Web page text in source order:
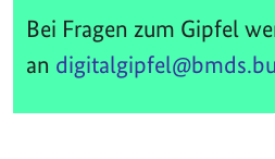
Bei Fragen zum Gipfel
an